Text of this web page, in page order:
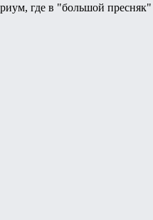
где в "большой